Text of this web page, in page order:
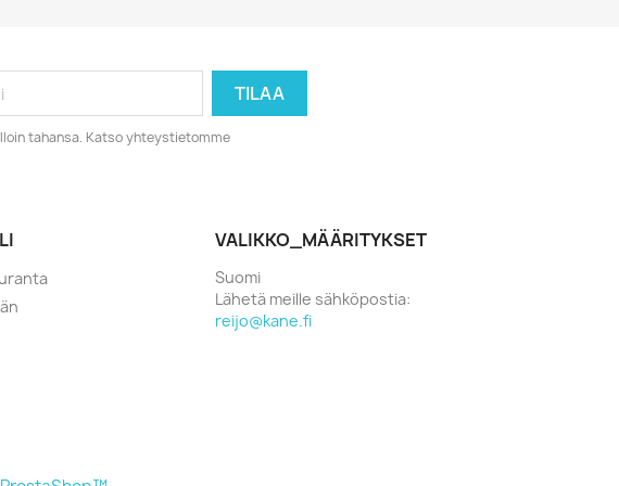
tahansa. Katso yhteystietomme
VALIKKO_MÄÄRITYKSET
Suomi
Lähetä meille sähköpostia:
reijo@kane.fi